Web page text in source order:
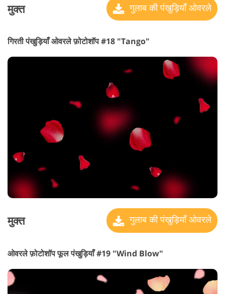
मुक्त गुलाब की पंखुड़ियाँ ओवरले
गिरती पंखुड़ियाँ ओवरले फ़ोटोशॉप #18 "Tango"
मुक्त गुलाब की पंखुड़ियाँ ओवरले
ओवरले फ़ोटोशॉप फूल पंखुड़ियाँ #19 "Wind Blow"